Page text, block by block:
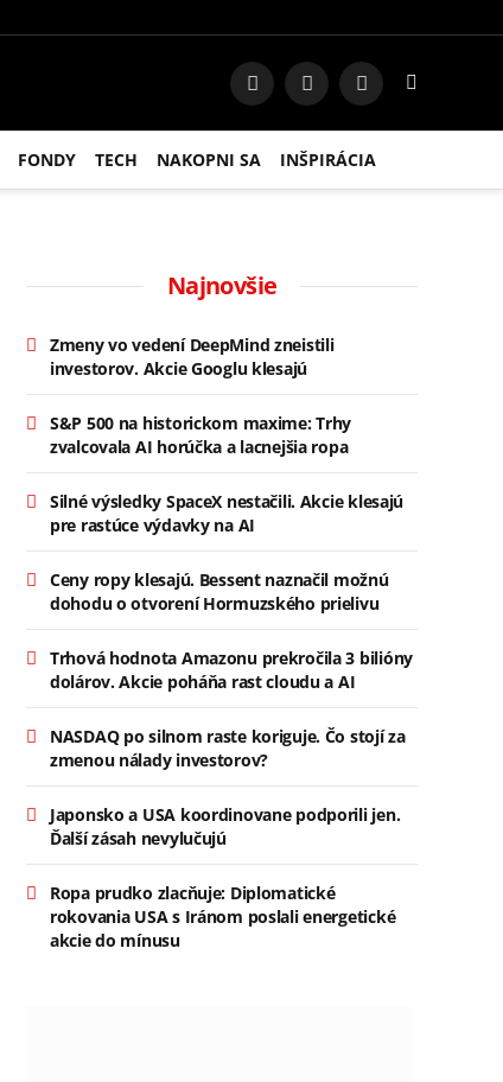
FacebookInstagram
RSS
FONDY TECH NAKOPNI SA INŠPIRÁCIA
Najnovšie
Zmeny vo vedení DeepMind zneistili
investorov. Akcie Googlu klesajú
S&P 500 na historickom maxime: Trhy
zvalcovala AI horúčka a lacnejšia ropa
Silné výsledky SpaceX nestačili. Akcie klesajú
pre rastúce výdavky na AI
Ceny ropy klesajú. Bessent naznačil možnú
dohodu o otvorení Hormuzského prielivu
Trhová hodnota Amazonu prekročila 3 bilióny
dolárov. Akcie poháňa rast cloudu a AI
NASDAQ po silnom raste koriguje. Čo stojí za
zmenou nálady investorov?
Japonsko a USA koordinovane podporili jen.
Ďalší zásah nevylučujú
Ropa prudko zlacňuje: Diplomatické
rokovania USA s Iránom poslali energetické
akcie do mínusu